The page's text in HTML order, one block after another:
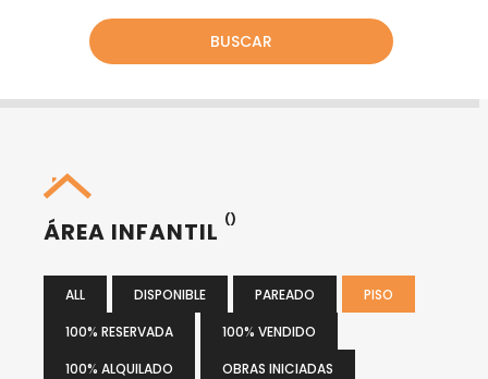
BUSCAR
ÁREA INFANTIL ()
ALL DISPONIBLE PAREADO
PISO
100% RESERVADA
100% VENDIDO
100% ALQUILADO
OBRAS INICIADAS